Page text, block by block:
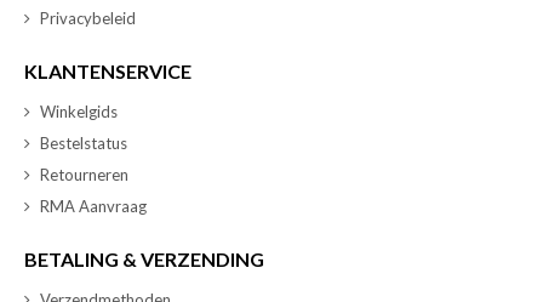
Privacybeleid
KLANTENSERVICE
Winkelgids
Bestelstatus
Retourneren
RMA Aanvraag
BETALING & VERZENDING